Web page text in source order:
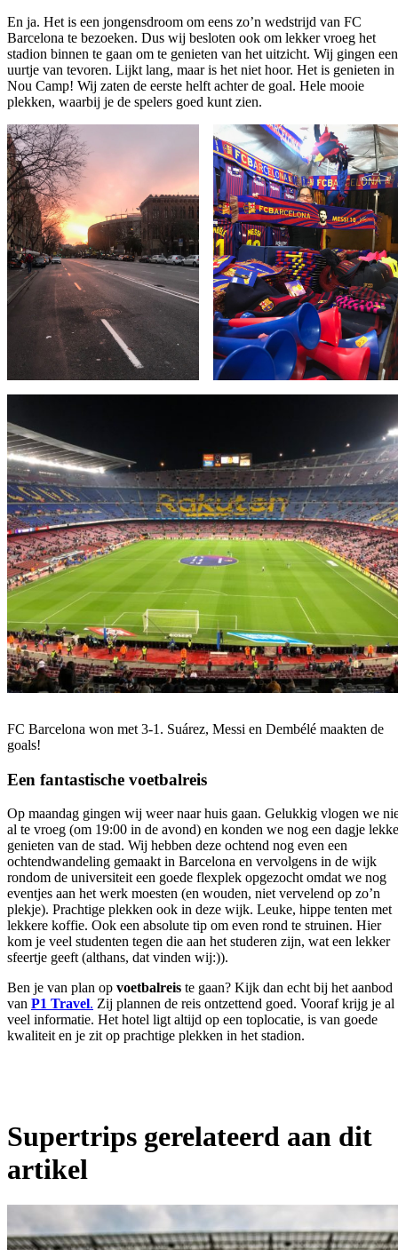
En ja. Het is een jongensdroom om eens zo’n wedstrijd van FC
Barcelona te bezoeken. Dus wij besloten ook om lekker vroeg het
stadion binnen te gaan om te genieten van het uitzicht. Wij gingen een
uurtje van tevoren. Lijkt lang, maar is het niet hoor. Het is genieten in
Nou Camp! Wij zaten de eerste helft achter de goal. Hele mooie
plekken, waarbij je de spelers goed kunt zien.
FC Barcelona won met 3-1. Suárez, Messi en Dembélé maakten de
goals!
Een fantastische voetbalreis
Op maandag gingen wij weer naar huis gaan. Gelukkig vlogen we
al te vroeg (om 19:00 in de avond) en konden we nog een dagje
genieten van de stad. Wij hebben deze ochtend nog even een
ochtendwandeling gemaakt in Barcelona en vervolgens in de wijk
rondom de universiteit een goede flexplek opgezocht omdat we nog
eventjes aan het werk moesten (en wouden, niet vervelend op zo’n
plekje). Prachtige plekken ook in deze wijk. Leuke, hippe tenten met
lekkere koffie. Ook een absolute tip om even rond te struinen. Hier
kom je veel studenten tegen die aan het studeren zijn, wat een lekker
sfeertje geeft (althans, dat vinden wij:)).
Ben je van plan op voetbalreis te gaan? Kijk dan echt bij het aanbod
van P1 Travel. Zij plannen de reis ontzettend goed. Vooraf krijg je al
veel informatie. Het hotel ligt altijd op een toplocatie, is van goede
kwaliteit en je zit op prachtige plekken in het stadion.
Supertrips gerelateerd aan dit
artikel